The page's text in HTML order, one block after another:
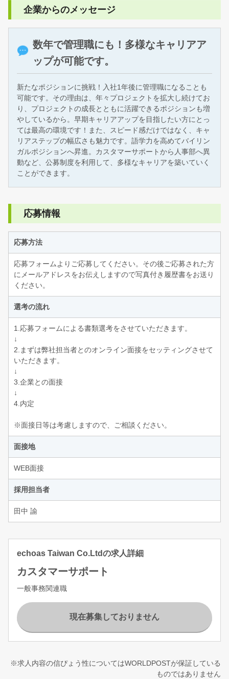
企業からのメッセージ
数年で管理職にも！多様なキャリアア
ップが可能です。
新たなポジションに挑戦！入社1年後に管理職になることも
可能です。その理由は、年々プロジェクトを拡大し続けてお
り、プロジェクトの成長とともに活躍できるポジションも増
やしているから。早期キャリアアップを目指したい方にとっ
ては最高の環境です！また、スピード感だけではなく、キャ
リアステップの幅広さも魅力です。語学力を高めてバイリン
ガルポジションへ昇進。カスタマーサポートから人事部へ異
動など、公募制度を利用して、多様なキャリアを築いていく
ことができます。
応募情報
応募方法
応募フォームよりご応募してください。その後ご応募された方
にメールアドレスをお伝えしますので写真付き履歴書をお送り
ください。
選考の流れ
1.応募フォームによる書類選考をさせていただきます。
↓
2.まずは弊社担当者とのオンライン面接をセッティングさせて
いただきます。
↓
3.企業との面接
↓
4.内定
※面接日等は考慮しますので、ご相談ください。
面接地
WEB面接
採用担当者
田中 諭
echoas Taiwan Co.Ltdの求人詳細
カスタマーサポート
一般事務関連職
現在募集しておりません
※求人内容の信ぴょう性についてはWORLDPOSTが保証している
ものではありません